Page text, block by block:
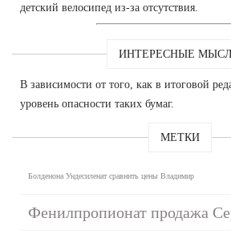
детский велосипед из-за отсутствия.
ИНТЕРЕСНЫЕ
В зависимости от того, как в итоговой
уровень опасности таких бумаг.
МЕТКИ
Болденона Ундесиленат сравнить цены Владимир
Фенилпропионат продажа